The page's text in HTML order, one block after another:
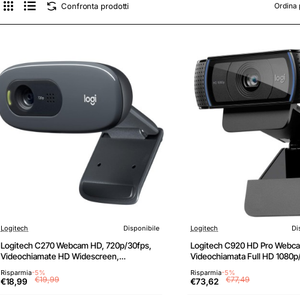
Confronta prodotti Ordina
Logitech Disponibile
Logitech C270 Webcam HD, 720p/30fps,
Videochiamate HD Widescreen,
Microfono Riduzione del Rumore
Risparmia-5%
€18,99 €19,99
Logitech
Logitech C920 HD Pro
Videochiamata Full HD
Funziona con Skype, Zoom,
Hangouts, ‎‎PC, Mac, Laptop,
Risparmia-5%
€73,62 €77,49